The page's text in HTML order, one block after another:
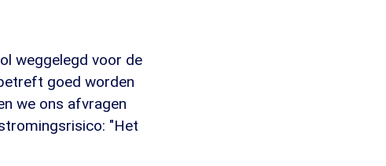
weggelegd voor de
goed worden
we ons afvragen
"Het